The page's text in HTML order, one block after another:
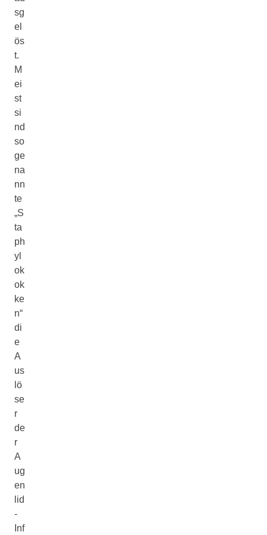
sg
el
ös
t.
M
ei
st
si
nd
so
ge
na
nn
te
„S
ta
ph
yl
ok
ok
ke
n“
di
e
A
us
lö
se
r
de
r
A
ug
en
lid
-
Inf